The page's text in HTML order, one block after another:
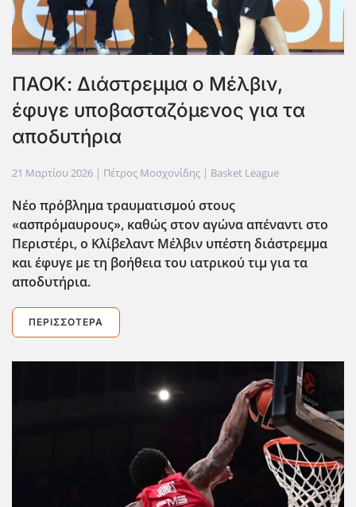
ΠΑΟΚ: Διάστρεμμα ο Μέλβιν,
έφυγε υποβασταζόμενος για τα
αποδυτήρια
21 Μαρτίου 2026 | Πέτρος Μοσχονίδης | Basket League
Νέο πρόβλημα τραυματισμού στους
«ασπρόμαυρους», καθώς στον αγώνα απέναντι στο
Περιστέρι, ο Κλίβελαντ Μέλβιν υπέστη διάστρεμμα
και έφυγε με τη βοήθεια του ιατρικού τιμ για τα
αποδυτήρια.
ΠΕΡΙΣΣΌΤΕΡΑ